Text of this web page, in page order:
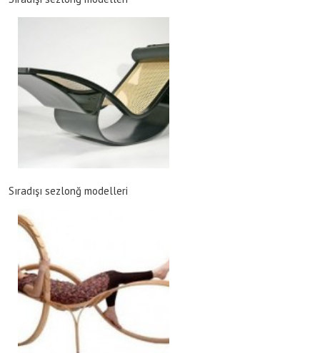
Sıradışı sezlonğ modelleri